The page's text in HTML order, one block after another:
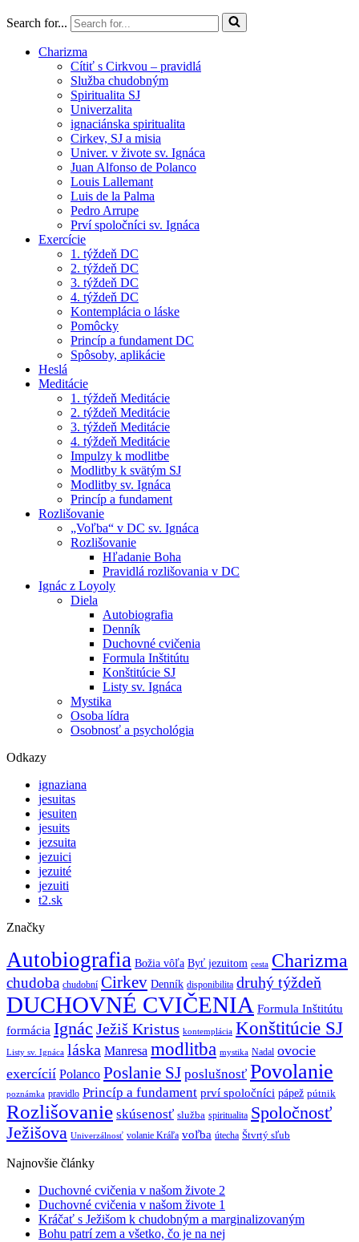
Search for...
Charizma
Cítiť s Cirkvou – pravidlá
Služba chudobným
Spiritualita SJ
Univerzalita
ignaciánska spiritualita
Cirkev, SJ a misia
Univer. v živote sv. Ignáca
Juan Alfonso de Polanco
Louis Lallemant
Luis de la Palma
Pedro Arrupe
Prví spoločníci sv. Ignáca
Exercície
1. týždeň DC
2. týždeň DC
3. týždeň DC
4. týždeň DC
Kontemplácia o láske
Pomôcky
Princíp a fundament DC
Spôsoby, aplikácie
Heslá
Meditácie
1. týždeň Meditácie
2. týždeň Meditácie
3. týždeň Meditácie
4. týždeň Meditácie
Impulzy k modlitbe
Modlitby k svätým SJ
Modlitby sv. Ignáca
Princíp a fundament
Rozlišovanie
„Voľba“ v DC sv. Ignáca
Rozlišovanie
Hľadanie Boha
Pravidlá rozlišovania v DC
Ignác z Loyoly
Diela
Autobiografia
Denník
Duchovné cvičenia
Formula Inštitútu
Konštitúcie SJ
Listy sv. Ignáca
Mystika
Osoba lídra
Osobnosť a psychológia
Odkazy
ignaziana
jesuitas
jesuiten
jesuits
jezsuita
jezuici
jezuité
jezuiti
t2.sk
Značky
Autobiografia Božia vôľa Byť jezuitom cesta Charizma
chudoba chudobní Cirkev Denník disponibilita druhý týždeň
DUCHOVNÉ CVIČENIA Formula Inštitútu
formácia Ignác Ježiš Kristus kontemplácia Konštitúcie SJ
Listy sv. Ignáca láska Manresa modlitba mystika Nadal ovocie
exercícií Polanco Poslanie SJ poslušnosť Povolanie
poznámka pravidlo Princíp a fundament prví spoločníci pápež pútnik
Rozlišovanie skúsenosť služba spiritualita Spoločnosť
Ježišova Univerzálnosť volanie Kráľa voľba útecha Štvrtý sľub
Najnovšie články
Duchovné cvičenia v našom živote 2
Duchovné cvičenia v našom živote 1
Kráčať s Ježišom k chudobným a marginalizovaným
Bohu patrí zem a všetko, čo je na nej